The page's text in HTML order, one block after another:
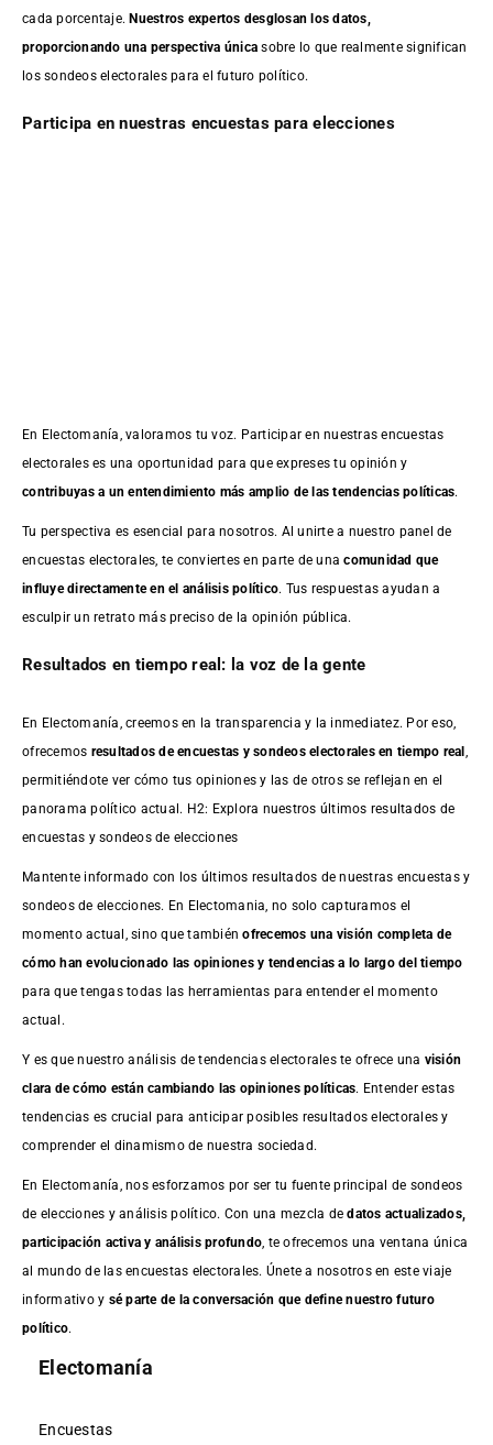
cada porcentaje. Nuestros expertos desglosan los datos,
proporcionando una perspectiva única sobre lo que realmente significan
los sondeos electorales para el futuro político.
Participa en nuestras encuestas para elecciones
En Electomanía, valoramos tu voz. Participar en nuestras encuestas
electorales es una oportunidad para que expreses tu opinión y
contribuyas a un entendimiento más amplio de las tendencias políticas.
Tu perspectiva es esencial para nosotros. Al unirte a nuestro panel de
encuestas electorales, te conviertes en parte de unacomunidad que
influye directamente en el análisis político. Tus respuestas ayudan a
esculpir un retrato más preciso de la opinión pública.
Resultados en tiempo real: la voz de la gente
En Electomanía, creemos en la transparencia y la inmediatez. Por eso,
ofrecemos resultados deencuestas y sondeos electorales en tiempo real ,
permitiéndote ver cómo tus opiniones y las de otros se reflejan en el
panorama político actual. H2: Explora nuestros últimos resultados de
encuestas y sondeos de elecciones
Mantente informado con los últimos resultados de nuestras encuestasy
sondeos de elecciones. En Electomania, no solo capturamos el
momento actual, sino que tambiénofrecemos una visión completa de
cómo han evolucionado las opiniones y tendencias a lo largo del tiempo
para que tengas todas las herramientas para entender el momento
actual.
Y es que nuestro análisis de tendencias electorales te ofrece una visión
clara de cómo están cambiando las opiniones políticas. Entender estas
tendencias es crucial para anticipar posibles resultados electorales y
comprender el dinamismo de nuestra sociedad.
En Electomanía, nos esforzamos por ser tu fuente principal de sondeos
de elecciones y análisis político. Con una mezcla dedatos actualizados,
participación activa y análisis profundo, te ofrecemos una ventana única
al mundo de las encuestas electorales. Únete a nosotros en este viaje
informativo y sé parte de la conversación que define nuestro futuro
político.
Electomanía
Encuestas